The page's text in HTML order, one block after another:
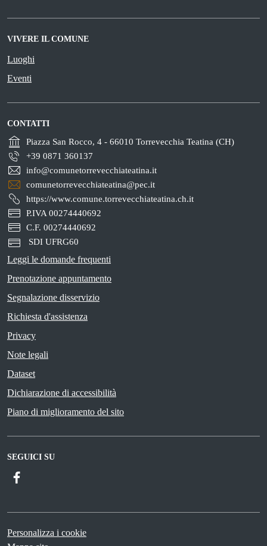
VIVERE IL COMUNE
Luoghi
Eventi
CONTATTI
Piazza San Rocco, 4 - 66010 Torrevecchia Teatina (CH)
+39 0871 360137
info@comunetorrevecchiateatina.it
comunetorrevecchiateatina@pec.it
https://www.comune.torrevecchiateatina.ch.it
P.IVA 00274440692
C.F. 00274440692
SDI UFRG60
Leggi le domande frequenti
Prenotazione appuntamento
Segnalazione disservizio
Richiesta d'assistenza
Privacy
Note legali
Dataset
Dichiarazione di accessibilità
Piano di miglioramento del sito
SEGUICI SU
Personalizza i cookie